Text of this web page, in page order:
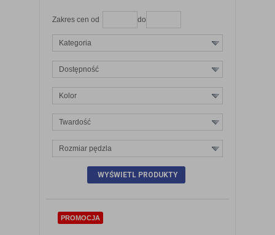
Zakres cen od do
Kategoria
Dostępność
Kolor
Twardość
Rozmiar pędzla
ZOBACZ SZCZEGÓŁY
PROMOCJA